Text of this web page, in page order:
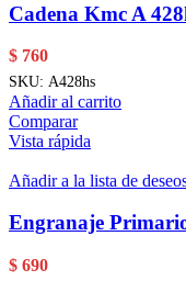
Cadena Kmc A
$ 760
SKU: A428hs
Añadir al carrito
Comparar
Vista rápida
Añadir a la lista de
Engranaje
$ 690